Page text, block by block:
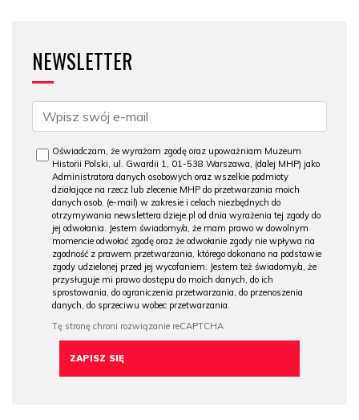
NEWSLETTER
Oświadczam, że wyrażam zgodę oraz upoważniam Muzeum
Historii Polski, ul. Gwardii 1, 01-538 Warszawa, (dalej MHP) jako
Administratora danych osobowych oraz wszelkie podmioty
działające na rzecz lub zlecenie MHP do przetwarzania moich
danych osob. (e-mail) w zakresie i celach niezbędnych do
otrzymywania newslettera dzieje.pl od dnia wyrażenia tej zgody do
jej odwołania. Jestem świadomy/a, że mam prawo w dowolnym
momencie odwołać zgodę oraz że odwołanie zgody nie wpływa na
zgodność z prawem przetwarzania, którego dokonano na podstawie
zgody udzielonej przed jej wycofaniem. Jestem też świadomy/a, że
przysługuje mi prawo dostępu do moich danych, do ich
sprostowania, do ograniczenia przetwarzania, do przenoszenia
danych, do sprzeciwu wobec przetwarzania.